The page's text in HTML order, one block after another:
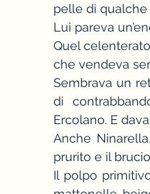
pelle di qualche
Lui pareva
Quel
che vendeva
Sembrava un
di
Ercolano. E
Anche
prurito e il
Il polpo